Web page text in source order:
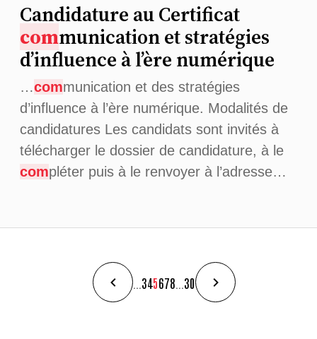
Candidature au Certificat
communication et stratégies
d’influence à l’ère numérique
…communication et des stratégies
d’influence à l’ère numérique. Modalités de
candidatures Les candidats sont invités à
télécharger le dossier de candidature, à le
compléter puis à le renvoyer à l’adresse…
345678 30